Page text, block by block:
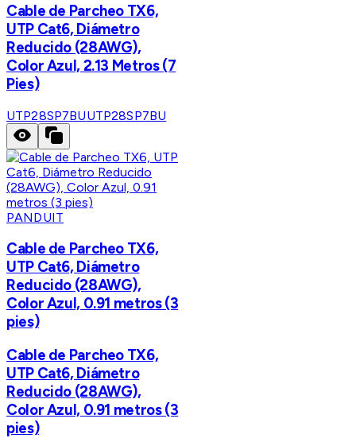
Cable de Parcheo TX6,
UTP Cat6, Diámetro
Reducido (28AWG),
Color Azul, 2.13 Metros (7
Pies)
UTP28SP7BUUTP28SP7BU
PANDUIT
Cable de Parcheo TX6,
UTP Cat6, Diámetro
Reducido (28AWG),
Color Azul, 0.91 metros (3
pies)
Cable de Parcheo TX6,
UTP Cat6, Diámetro
Reducido (28AWG),
Color Azul, 0.91 metros (3
pies)